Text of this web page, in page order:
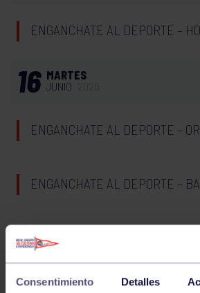
Consentimiento Detalles
ENGANCHATE AL DEPORTE –
16 MARTES
JUNIO
ENGANCHATE AL DEPORTE –
ENGANCHATE AL DEPORTE –
ENGANCHATE AL DEPORTE –